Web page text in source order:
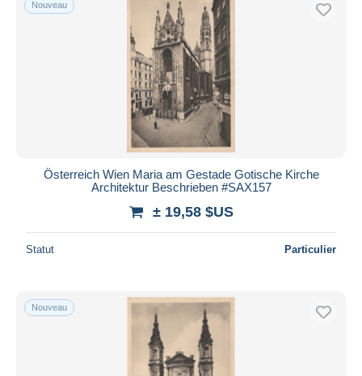
Nouveau
Österreich Wien Maria am Gestade Gotische Kirche
Architektur Beschrieben #SAX157
± 19,58 $US
Statut Particulier
Nouveau